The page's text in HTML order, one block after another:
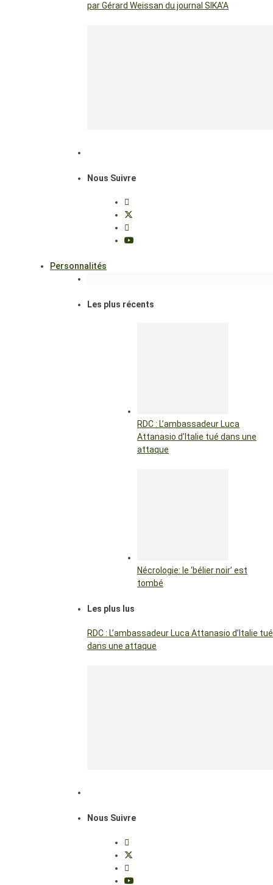
par Gérard Weissan du journal SIKA’A
Nous Suivre
Personnalités
Les plus récents
RDC : L’ambassadeur Luca
Attanasio d’Italie tué dans une
attaque
Nécrologie: le ‘bélier noir’ est
tombé
Les plus lus
RDC : L’ambassadeur Luca Attanasio d’Italie tué
dans une attaque
Nous Suivre